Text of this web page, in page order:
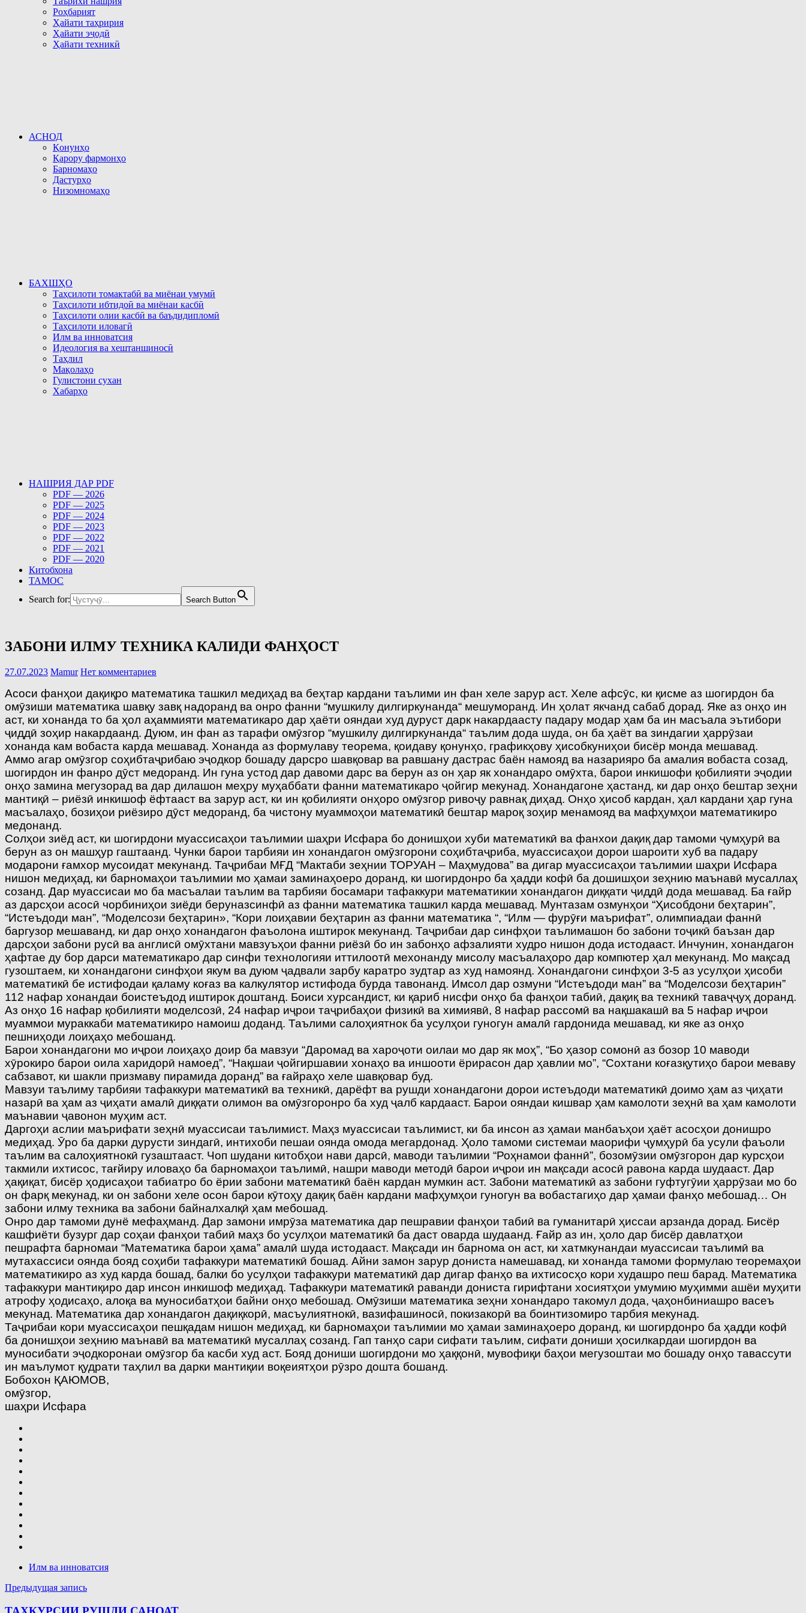
Роҳбарият
Ҳайати таҳририя
Ҳайати эҷодӣ
Ҳайати техникӣ
АСНОД
Қонунҳо
Қарору фармонҳо
Барномаҳо
Дастурҳо
Низомномаҳо
БАХШҲО
Таҳсилоти томактабӣ ва миёнаи умумӣ
Таҳсилоти ибтидоӣ ва миёнаи касбӣ
Таҳсилоти олии касбӣ ва баъдидипломӣ
Таҳсилоти иловагӣ
Илм ва инноватсия
Идеология ва хештаншиносӣ
Таҳлил
Мақолаҳо
Гулистони сухан
Хабарҳо
НАШРИЯ ДАР PDF
PDF — 2026
PDF — 2025
PDF — 2024
PDF — 2023
PDF — 2022
PDF — 2021
PDF — 2020
Китобхона
ТАМОС
Search for:
Search Button
ЗАБОНИ ИЛМУ ТЕХНИКА КАЛИДИ ФАНҲОСТ
27.07.2023 Mamur Нет комментариев
Асоси фанҳои дақиқро математика ташкил медиҳад ва беҳтар кардани таълими ин фан хеле зарур аст. Хеле афсӯс, ки қисме аз шогирдон ба
омӯзиши математика шавқу завқ надоранд ва онро фанни “мушкилу дилгиркунанда“ мешуморанд. Ин ҳолат якчанд сабаб дорад. Яке аз онҳо ин
аст, ки хонанда то ба ҳол аҳаммияти математикаро дар ҳаёти ояндаи худ дуруст дарк накардаасту падару модар ҳам ба ин масъала эътибори
ҷиддӣ зоҳир накардаанд. Дуюм, ин фан аз тарафи омӯзгор “мушкилу дилгиркунанда“ таълим дода шуда, он ба ҳаёт ва зиндагии ҳаррӯзаи
хонанда кам вобаста карда мешавад. Хонанда аз формулаву теорема, қоидаву қонунҳо, графикҳову ҳисобкуниҳои бисёр монда мешавад.
Аммо агар омӯзгор соҳибтаҷрибаю эҷодкор бошаду дарсро шавқовар ва равшану дастрас баён намояд ва назарияро ба амалия вобаста созад,
шогирдон ин фанро дӯст медоранд. Ин гуна устод дар давоми дарс ва берун аз он ҳар як хонандаро омӯхта, барои инкишофи қобилияти эҷодии
онҳо замина мегузорад ва дар дилашон меҳру муҳаббати фанни математикаро ҷойгир мекунад. Хонандагоне ҳастанд, ки дар онҳо бештар зеҳни
мантиқӣ – риёзӣ инкишоф ёфтааст ва зарур аст, ки ин қобилияти онҳоро омӯзгор ривоҷу равнақ диҳад. Онҳо ҳисоб кардан, ҳал кардани ҳар гуна
масъалаҳо, бозиҳои риёзиро дӯст медоранд, ба чистону муаммоҳои математикӣ бештар мароқ зоҳир менамояд ва мафҳумҳои математикиро
медонанд.
Солҳои зиёд аст, ки шогирдони муассисаҳои таълимии шаҳри Исфара бо донишҳои хуби математикӣ ва фанхои дақиқ дар тамоми ҷумҳурӣ ва
берун аз он машҳур гаштаанд. Чунки барои тарбияи ин хонандагон омӯзгорони соҳибтаҷриба, муассисаҳои дорои шароити хуб ва падару
модарони ғамхор мусоидат мекунанд. Таҷрибаи МҒД “Мактаби зеҳнии ТОРУАН – Маҳмудова” ва дигар муассисаҳои таълимии шаҳри Исфара
нишон медиҳад, ки барномаҳои таълимии мо ҳамаи заминаҳоеро доранд, ки шогирдонро ба ҳадди кофӣ ба дошишҳои зеҳнию маънавӣ мусаллаҳ
созанд. Дар муассисаи мо ба масъалаи таълим ва тарбияи босамари тафаккури математикии хонандагон диққати ҷиддӣ дода мешавад. Ба ғайр
аз дарсҳои асосӣ чорбиниҳои зиёди беруназсинфӣ аз фанни математика ташкил карда мешавад. Мунтазам озмунҳои “Ҳисобдони беҳтарин”,
“Истеъдоди ман”, “Моделсози беҳтарин», “Кори лоиҳавии беҳтарин аз фанни математика “, “Илм — фурӯғи маърифат”, олимпиадаи фаннӣ
баргузор мешаванд, ки дар онҳо хонандагон фаъолона иштирок мекунанд. Таҷрибаи дар синфҳои таълимашон бо забони тоҷикӣ баъзан дар
дарсҳои забони русӣ ва англисӣ омӯхтани мавзуъҳои фанни риёзӣ бо ин забонҳо афзалияти худро нишон дода истодааст. Инчунин, хонандагон
ҳафтае ду бор дарси математикаро дар синфи технологияи иттилоотӣ мехонанду мисолу масъалаҳоро дар компютер ҳал мекунанд. Мо мақсад
гузоштаем, ки хонандагони синфҳои якум ва дуюм ҷадвали зарбу каратро зудтар аз худ намоянд. Хонандагони синфҳои 3-5 аз усулҳои ҳисоби
математикӣ бе истифодаи қаламу коғаз ва калкулятор истифода бурда тавонанд. Имсол дар озмуни “Истеъдоди ман” ва “Моделсози беҳтарин”
112 нафар хонандаи боистеъдод иштирок доштанд. Боиси хурсандист, ки қариб нисфи онҳо ба фанҳои табиӣ, дақиқ ва техникӣ таваҷҷуҳ доранд.
Аз онҳо 16 нафар қобилияти моделсозӣ, 24 нафар иҷрои таҷрибаҳои физикӣ ва химиявӣ, 8 нафар рассомӣ ва нақшакашӣ ва 5 нафар иҷрои
муаммои мураккаби математикиро намоиш доданд. Таълими салоҳиятнок ба усулҳои гуногун амалӣ гардонида мешавад, ки яке аз онҳо
пешниҳоди лоиҳаҳо мебошанд.
Барои хонандагони мо иҷрои лоиҳаҳо доир ба мавзуи “Даромад ва хароҷоти оилаи мо дар як моҳ”, “Бо ҳазор сомонӣ аз бозор 10 маводи
хӯрокиро барои оила харидорӣ намоед”, “Нақшаи ҷойгиршавии хонаҳо ва иншооти ёрирасон дар ҳавлии мо”, “Сохтани коғазқутиҳо барои меваву
сабзавот, ки шакли призмаву пирамида доранд” ва ғайраҳо хеле шавқовар буд.
Мавзуи таълиму тарбияи тафаккури математикӣ ва техникӣ, дарёфт ва рушди хонандагони дорои истеъдоди математикӣ доимо ҳам аз ҷиҳати
назарӣ ва ҳам аз ҷиҳати амалӣ диққати олимон ва омӯзгоронро ба худ ҷалб кардааст. Барои ояндаи кишвар ҳам камолоти зеҳнӣ ва ҳам камолоти
маънавии ҷавонон муҳим аст.
Даргоҳи аслии маърифати зеҳнӣ муассисаи таълимист. Маҳз муассисаи таълимист, ки ба инсон аз ҳамаи манбаъҳои ҳаёт асосҳои донишро
медиҳад. Ӯро ба дарки дурусти зиндагӣ, интихоби пешаи оянда омода мегардонад. Ҳоло тамоми системаи маорифи ҷумҳурӣ ба усули фаъоли
таълим ва салоҳиятнокӣ гузаштааст. Чоп шудани китобҳои нави дарсӣ, маводи таълимии “Роҳнамои фаннӣ”, бозомӯзии омӯзгорон дар курсҳои
такмили ихтисос, тағйиру иловаҳо ба барномаҳои таълимӣ, нашри маводи методӣ барои иҷрои ин мақсади асосӣ равона карда шудааст. Дар
ҳақиқат, бисёр ҳодисаҳои табиатро бо ёрии забони математикӣ баён кардан мумкин аст. Забони математикӣ аз забони гуфтугӯии ҳаррӯзаи мо бо
он фарқ мекунад, ки он забони хеле осон барои кӯтоҳу дақиқ баён кардани мафҳумҳои гуногун ва вобастагиҳо дар ҳамаи фанҳо мебошад… Он
забони илму техника ва забони байналхалқӣ ҳам мебошад.
Онро дар тамоми дунё мефаҳманд. Дар замони имрӯза математика дар пешравии фанҳои табиӣ ва гуманитарӣ ҳиссаи арзанда дорад. Бисёр
кашфиёти бузург дар соҳаи фанҳои табиӣ маҳз бо усулҳои математикӣ ба даст оварда шудаанд. Ғайр аз ин, ҳоло дар бисёр давлатҳои
пешрафта барномаи “Математика барои ҳама” амалӣ шуда истодааст. Мақсади ин барнома он аст, ки хатмкунандаи муассисаи таълимӣ ва
мутахассиси оянда бояд соҳиби тафаккури математикӣ бошад. Айни замон зарур дониста намешавад, ки хонанда тамоми формулаю теоремаҳои
математикиро аз худ карда бошад, балки бо усулҳои тафаккури математикӣ дар дигар фанҳо ва ихтисосҳо кори худашро пеш барад. Математика
тафаккури мантиқиро дар инсон инкишоф медиҳад. Тафаккури математикӣ раванди дониста гирифтани хосиятҳои умумию муҳимми ашёи муҳити
атрофу ҳодисаҳо, алоқа ва муносибатҳои байни онҳо мебошад. Омӯзиши математика зеҳни хонандаро такомул дода, ҷаҳонбиниашро васеъ
мекунад. Математика дар хонандагон дақиқкорӣ, масъулиятнокӣ, вазифашиносӣ, покизакорӣ ва боинтизомиро тарбия мекунад.
Таҷрибаи кори муассисаҳои пешқадам нишон медиҳад, ки барномаҳои таълимии мо ҳамаи заминаҳоеро доранд, ки шогирдонро ба ҳадди кофӣ
ба донишҳои зеҳнию маънавӣ ва математикӣ мусаллаҳ созанд. Гап танҳо сари сифати таълим, сифати дониши ҳосилкардаи шогирдон ва
муносибати эҷодкоронаи омӯзгор ба касби худ аст. Бояд дониши шогирдони мо ҳаққонӣ, мувофиқи баҳои мегузоштаи мо бошаду онҳо тавассути
ин маълумот қудрати таҳлил ва дарки мантиқии воқеиятҳои рӯзро дошта бошанд.
Бобохон ҚАЮМОВ,
омӯзгор,
шаҳри Исфара
Илм ва инноватсия
Навигация
по
Предыдущая запись